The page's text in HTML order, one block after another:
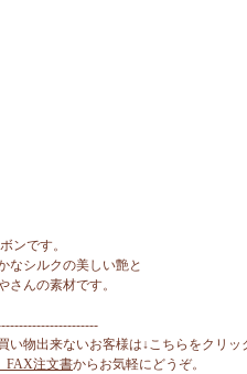
ンです。
なシルクの美しい艶と
さんの素材です。
い物出来ないお客様は↓こちらをクリッ
FAX注文書からお気軽にどうぞ。